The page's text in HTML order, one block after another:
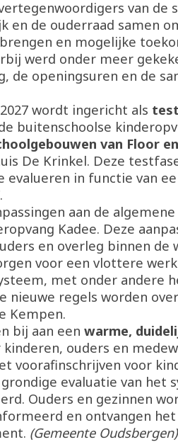
van de
en de ouderraad samen
en mogelijke
werd onder meer
de openingsuren en de
wordt ingericht als
buitenschoolse
van Floor
De Krinkel. Deze
evalueren in functie van
aan de
Kadee. Deze
en overleg binnen de
voor een vlottere
met onder andere
nieuwe regels worden
Kempen.
bij aan een warme,
kinderen, ouders en
voorafinschrijven voor
evaluatie van het
Ouders en gezinnen
en ontvangen
(Gemeente Oudsbergen)